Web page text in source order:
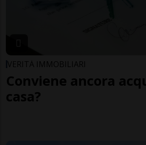
VERITÀ IMMOBILIARI
Conviene ancora
casa?